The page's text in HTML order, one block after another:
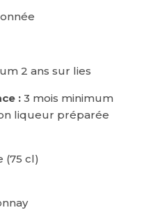
2 ans sur lies
:3 mois minimum
liqueur préparée
(75 cl)